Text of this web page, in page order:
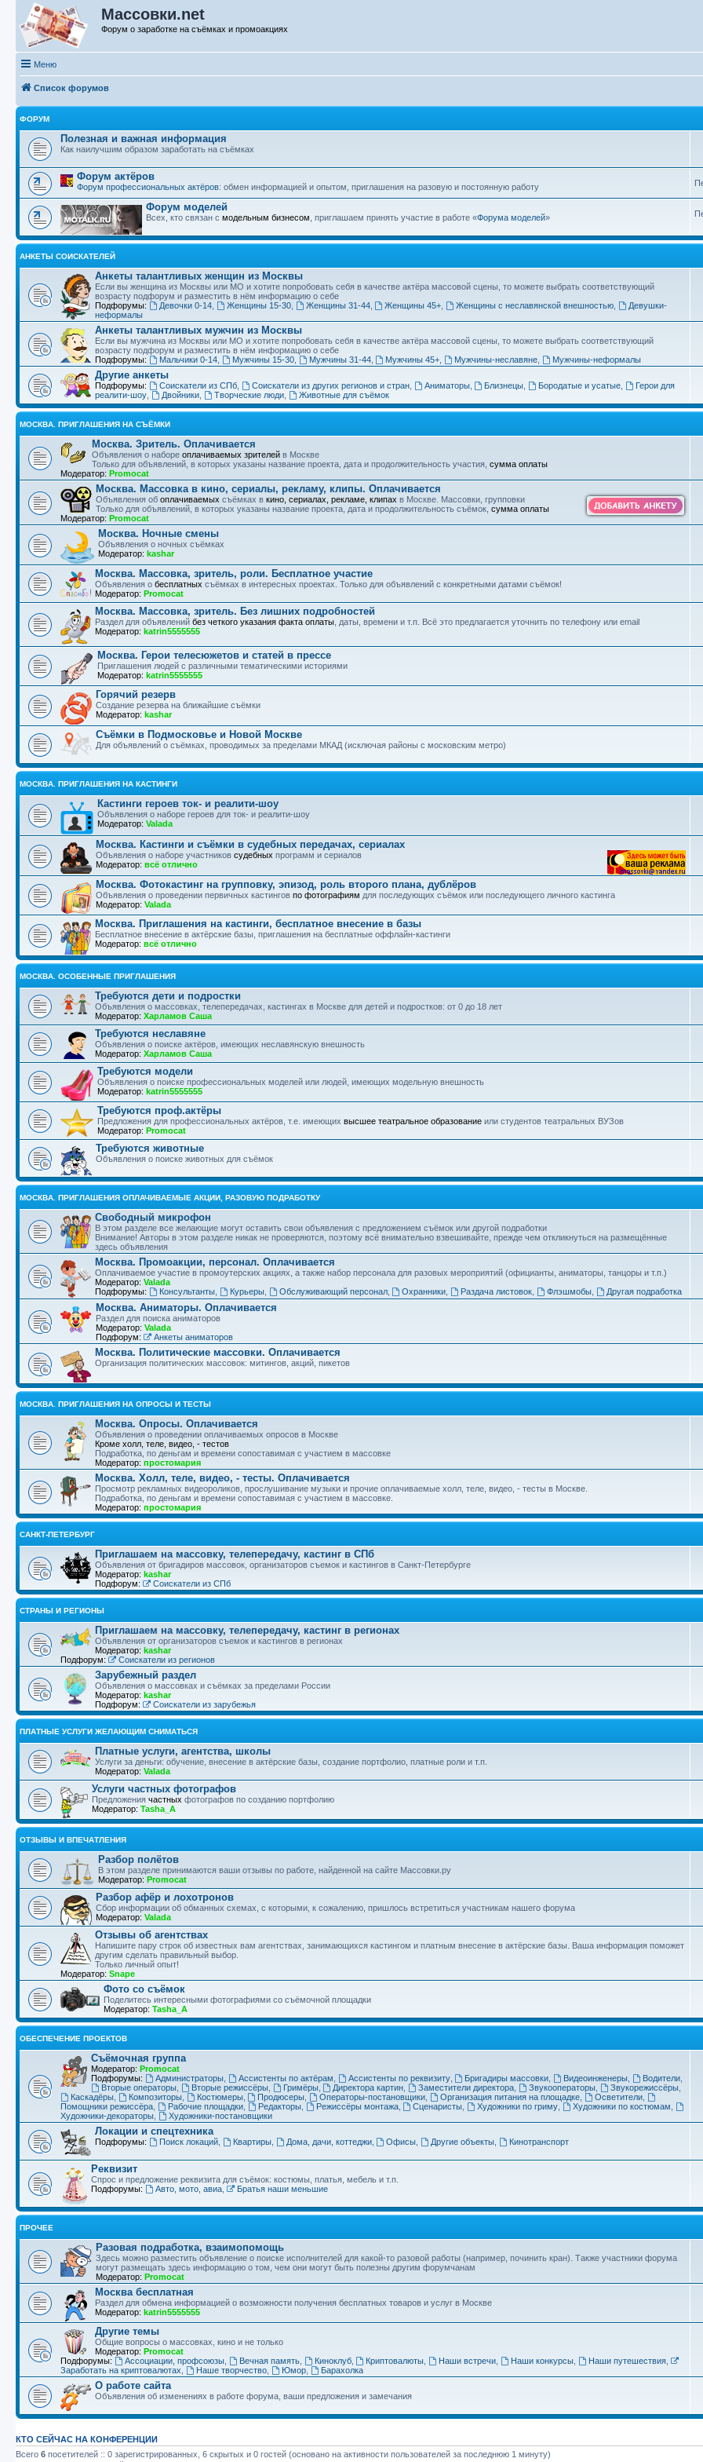
Массовки.net
Форум о заработке на съёмках и промоакциях
Меню
Список форумов
ФОРУМ
Полезная и важная информация
Как наилучшим образом заработать на съёмках
Форум актёров
Форум профессиональных актёров: обмен информацией и опытом, приглашения на разовую и постоянную работу
Форум моделей
Всех, кто связан с модельным бизнесом , приглашаем принять участие в работе «Форума моделей»
АНКЕТЫ СОИСКАТЕЛЕЙ
Анкеты талантливых женщин из Москвы
Если вы женщина из Москвы или МО и хотите попробовать себя в качестве актёра массовой сцены, то можете выбрать соответствующий
возрасту подфорум и разместить в нём информацию о себе
Подфорумы:
Девочки 0-14, Женщины 15-30, Женщины 31-44, Женщины 45+ Женщины с неславянской внешностью
Девушки-
неформалы
Анкеты талантливых мужчин из Москвы
Если вы мужчина из Москвы или МО и хотите попробовать себя в качестве актёра массовой сцены, то можете выбрать соответствующий
возрасту подфорум и разместить в нём информацию о себе
Подфорумы:
Мальчики 0-14, Мужчины 15-30, Мужчины 31-44, Мужчины 45+ Мужчины-неславяне Мужчины-неформалы
Другие анкеты
Подфорумы: Соискатели из СПб, Соискатели из других регионов и стран, Аниматоры, Близнецы Бородатые и усатые
Герои для
реалити-шоу
Двойники, Творческие люди, Животные для съёмок
МОСКВА. ПРИГЛАШЕНИЯ НА СЪЁМКИ
Москва. Зритель. Оплачивается
Объявления о наборе оплачиваемых зрителей в Москве
Только для объявлений, в которых указаны название проекта, дата и продолжительность участия, сумма оплаты
Модератор: Promocat
Москва. Массовка в кино, сериалы, рекламу, клипы. Оплачивается
Объявления об оплачиваемых съёмках в кино, сериалах, рекламе, клипах в Москве. Массовки, групповки
Только для объявлений, в которых указаны название проекта, дата и продолжительность съёмок, сумма оплаты
Модератор: Promocat
Москва. Ночные смены
Объявления о ночных съёмках
Модератор: kashar
Москва. Массовка, зритель, роли. Бесплатное участие
Объявления о бесплатных съёмках в интересных проектах. Только для объявлений с конкретными датами съёмок!
Модератор: Promocat
Москва. Массовка, зритель. Без лишних подробностей
Раздел для объявлений без четкого указания факта оплаты , даты, времени и т.п. Всё это предлагается уточнить по телефону или email
Модератор: katrin5555555
Москва. Герои телесюжетов и статей в прессе
Приглашения людей с различными тематическими историями
Модератор: katrin5555555
Горячий резерв
Создание резерва на ближайшие съёмки
Модератор: kashar
Съёмки в Подмосковье и Новой Москве
Для объявлений о съёмках, проводимых за пределами МКАД (исключая районы с московским метро)
МОСКВА. ПРИГЛАШЕНИЯ НА КАСТИНГИ
Кастинги героев ток- и реалити-шоу
Объявления о наборе героев для ток- и реалити-шоу
Модератор: Valada
Москва. Кастинги и съёмки в судебных передачах, сериалах
Объявления о наборе участников судебных программ и сериалов
Модератор: всё отлично
Москва. Фотокастинг на групповку, эпизод, роль второго плана, дублёров
Объявления о проведении первичных кастингов по фотографиям для последующих съёмок или последующего личного кастинга
Модератор: Valada
Москва. Приглашения на кастинги, бесплатное внесение в базы
Бесплатное внесение в актёрские базы, приглашения на бесплатные оффлайн-кастинги
Модератор: всё отлично
МОСКВА. ОСОБЕННЫЕ ПРИГЛАШЕНИЯ
Требуются дети и подростки
Объявления о массовках, телепередачах, кастингах в Москве для детей и подростков: от 0 до 18 лет
Модератор: Харламов Саша
Требуются неславяне
Объявления о поиске актёров, имеющих неславянскую внешность
Модератор: Харламов Саша
Требуются модели
Объявления о поиске профессиональных моделей или людей, имеющих модельную внешность
Модератор: katrin5555555
Требуются проф.актёры
Предложения для профессиональных актёров, т.е. имеющих высшее театральное образование или студентов театральных ВУЗов
Модератор: Promocat
Требуются животные
Объявления о поиске животных для съёмок
МОСКВА. ПРИГЛАШЕНИЯ ОПЛАЧИВАЕМЫЕ АКЦИИ, РАЗОВУЮ ПОДРАБОТКУ
Свободный микрофон
В этом разделе все желающие могут оставить свои объявления с предложением съёмок или другой подработки
Внимание! Авторы в этом разделе никак не проверяются, поэтому всё внимательно взвешивайте, прежде чем откликнуться на размещённые
здесь объявления
Москва. Промоакции, персонал. Оплачивается
Оплачиваемое участие в промоутерских акциях, а также набор персонала для разовых мероприятий (официанты, аниматоры, танцоры и т.п.)
Модератор: Valada
Подфорумы:
Консультанты, Курьеры, Обслуживающий персонал, Охранники Раздача листовок Флэшмобы Другая подработка
Москва. Аниматоры. Оплачивается
Раздел для поиска аниматоров
Модератор: Valada
Подфорум:
Анкеты аниматоров
Москва. Политические массовки. Оплачивается
Организация политических массовок: митингов, акций, пикетов
МОСКВА. ПРИГЛАШЕНИЯ НА ОПРОСЫ И ТЕСТЫ
Москва. Опросы. Оплачивается
Объявления о проведении оплачиваемых опросов в Москве
Кроме холл, теле, видео, - тестов
Подработка, по деньгам и времени сопоставимая с участием в массовке
Модератор: простомария
Москва. Холл, теле, видео, - тесты. Оплачивается
Просмотр рекламных видеороликов, прослушивание музыки и прочие оплачиваемые холл, теле, видео, - тесты в Москве.
Подработка, по деньгам и времени сопоставимая с участием в массовке.
Модератор: простомария
САНКТ-ПЕТЕРБУРГ
Приглашаем на массовку, телепередачу, кастинг в СПб
Объявления от бригадиров массовок, организаторов съемок и кастингов в Санкт-Петербурге
Модератор: kashar
Подфорум:
Соискатели из СПб
СТРАНЫ И РЕГИОНЫ
Приглашаем на массовку, телепередачу, кастинг в регионах
Объявления от организаторов съемок и кастингов в регионах
Модератор: kashar
Подфорум:
Соискатели из регионов
Зарубежный раздел
Объявления о массовках и съёмках за пределами России
Модератор: kashar
Подфорум:
Соискатели из зарубежья
ПЛАТНЫЕ УСЛУГИ ЖЕЛАЮЩИМ СНИМАТЬСЯ
Платные услуги, агентства, школы
Услуги за деньги: обучение, внесение в актёрские базы, создание портфолио, платные роли и т.п.
Модератор: Valada
Услуги частных фотографов
Предложения частных фотографов по созданию портфолию
Модератор: Tasha_A
ОТЗЫВЫ И ВПЕЧАТЛЕНИЯ
Разбор полётов
В этом разделе принимаются ваши отзывы по работе, найденной на сайте Массовки.ру
Модератор: Promocat
Разбор афёр и лохотронов
Сбор информации об обманных схемах, с которыми, к сожалению, пришлось встретиться участникам нашего форума
Модератор: Valada
Отзывы об агентствах
Напишите пару строк об известных вам агентствах, занимающихся кастингом и платным внесение в актёрские базы. Ваша информация поможет
другим сделать правильный выбор.
Только личный опыт!
Модератор: Snape
Фото со съёмок
Поделитесь интересными фотографиями со съёмочной площадки
Модератор: Tasha_A
ОБЕСПЕЧЕНИЕ ПРОЕКТОВ
Съёмочная группа
Модератор: Promocat
Подфорумы:
Администраторы, Ассистенты по актёрам Ассистенты по реквизиту, Бригадиры массовки Видеоинженеры Водители
Вторые операторы, Вторые режиссёры, Гримёры, Директора картин Заместители директора Звукооператоры Звукорежиссёры,
Каскадёры, Композиторы, Костюмеры, Продюсеры Операторы-постановщики Организация питания на площадке Осветители,
Помощники режиссёра
Рабочие площадки, Редакторы, Режиссёры монтажа, Сценаристы Художники по гриму Художники по костюмам
Художники-декораторы
Художники-постановщики
Локации и спецтехника
Подфорумы: Поиск локаций, Квартиры, Дома, дачи, коттеджи, Офисы Другие объекты Кинотранспорт
Реквизит
Спрос и предложение реквизита для съёмок: костюмы, платья, мебель и т.п.
Подфорумы:
Авто, мото, авиа, Братья наши меньшие
ПРОЧЕЕ
Разовая подработка, взаимопомощь
Здесь можно разместить объявление о поиске исполнителей для какой-то разовой работы (например, починить кран). Также участники форума
могут размещать здесь информацию о том, чем они могут быть полезны другим форумчанам
Модератор: Promocat
Москва бесплатная
Раздел для обмена информацией о возможности получения бесплатных товаров и услуг в Москве
Модератор: katrin5555555
Другие темы
Общие вопросы о массовках, кино и не только
Модератор: Promocat
Подфорумы:
Ассоциации, профсоюзы, Вечная память, Киноклуб, Криптовалюты Наши встречи Наши конкурсы Наши путешествия,
Заработать на криптовалютах
Наше творчество, Юмор, Барахолка
О работе сайта
Объявления об изменениях в работе форума, ваши предложения и замечания
КТО СЕЙЧАС НА КОНФЕРЕНЦИИ
Всего 6 посетителей :: 0 зарегистрированных, 6 скрытых и 0 гостей (основано на активности пользователей за последнюю 1 минуту)